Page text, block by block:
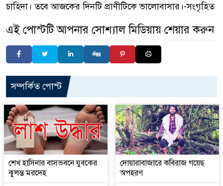
চাহিদা। তবে আজকের দিনটি প্রাণীটিকে ভালোবাসার।-সংগৃহিত
এই পোস্টটি আপনার সোশ্যাল মিডিয়ায় শেয়ার করুন
সম্পর্কিত পোস্ট
শেখ হাসিনার বাসভবনে যুবকের
ঝুলন্ত মরদেহ
দোয়ারাবাজারে কবিরাজ গয়েছ
অপহরণ